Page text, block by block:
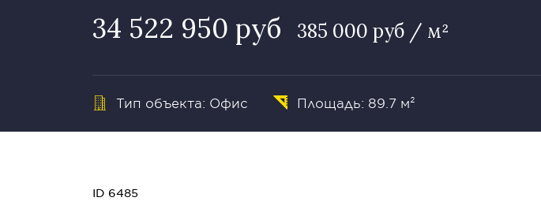
34 522 950 руб 385 000 руб / м²
Тип объекта: Офис Площадь: 89.7 м²
ID 6485